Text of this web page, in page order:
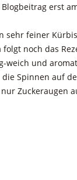
Blogbeitrag erst
sehr feiner
noch das
weich und
Spinnen auf
Zuckeraugen